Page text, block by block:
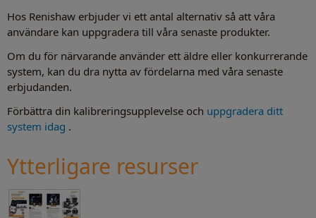
Hos Renishaw erbjuder vi ett antal alternativ så att våra
användare kan uppgradera till våra senaste produkter.
Om du för närvarande använder ett äldre eller konkurrerande
system, kan du dra nytta av fördelarna med våra senaste
erbjudanden.
Förbättra din kalibreringsupplevelse och uppgradera ditt
system idag .
Ytterligare resurser